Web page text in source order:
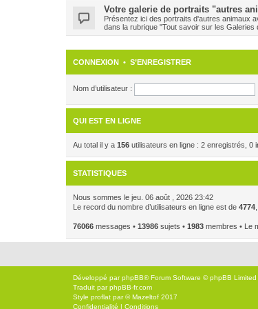
Votre galerie de portraits "autres
Présentez ici des portraits d'autres animaux
dans la rubrique "Tout savoir sur les Galeries
CONNEXION • S’ENREGISTRER
Nom d’utilisateur :
QUI EST EN LIGNE
Au total il y a 156 utilisateurs en ligne : 2 enregistrés, 0
STATISTIQUES
Nous sommes le jeu. 06 août , 2026 23:42
Le record du nombre d’utilisateurs en ligne est de 4774
76066 messages • 13986 sujets • 1983 membres • Le
Développé parphpBB® Forum Software © phpBB Limited
Traduit parphpBB-fr.com
Style proflat par ©Mazeltof 2017
Confidentialité | Conditions